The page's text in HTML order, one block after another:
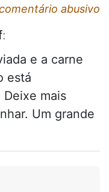
abusivo
:
e a carne
está
mais
Um grande